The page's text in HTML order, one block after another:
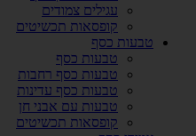
עגילים צמודים
קופסאות תכשיטים
טבעות כסף
טבעות כסף
טבעות כסף רחבות
טבעות כסף עדינות
טבעות עם אבני חן
קופסאות תכשיטים